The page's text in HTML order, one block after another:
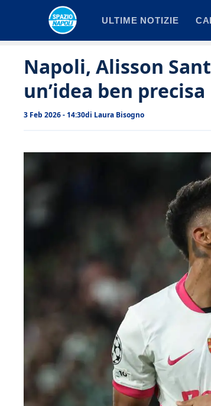
ULTIME NOTIZIE
Napoli, Alisson
un’idea ben precisa
3 Feb 2026 - 14:30di Laura Bisogno